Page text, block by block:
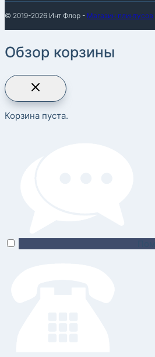
© 2019-2026 Инт Флор - Магазин плинтусов
Обзор корзины
Корзина пуста.